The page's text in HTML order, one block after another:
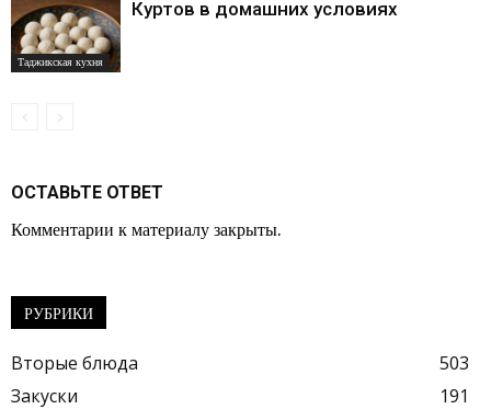
Таджикская кухня
Куртов в домашних условиях
ОСТАВЬТЕ ОТВЕТ
Комментарии к материалу закрыты.
РУБРИКИ
Вторые блюда
503
Закуски
191